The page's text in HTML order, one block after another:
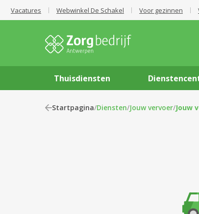
Vacatures Webwinkel De Schakel Voor gezinnen
Thuisdiensten
Startpagina/Diensten/Jouw vervoer/Jouw